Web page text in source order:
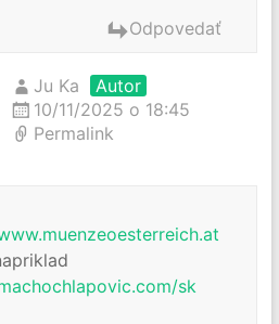
Odpovedať
Ju Ka
Autor
10/11/2025 o 18:45
Permalink
sk